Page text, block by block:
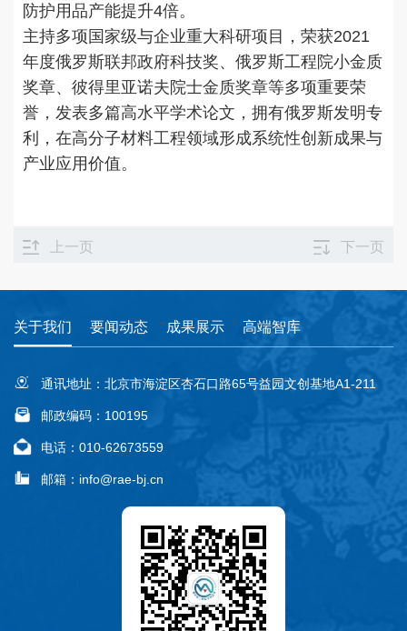
防护用品产能提升4倍。
主持多项国家级与企业重大科研项目，荣获2021
年度俄罗斯联邦政府科技奖、俄罗斯工程院小金质
奖章、彼得里亚诺夫院士金质奖章等多项重要荣
誉，发表多篇高水平学术论文，拥有俄罗斯发明专
利，在高分子材料工程领域形成系统性创新成果与
产业应用价值。
上一页 下一页
关于我们 要闻动态 成果展示 高端智库
通讯地址：北京市海淀区杏石口路65号益园文创基地A1-211
邮政编码：100195
电话：010-62673559
邮箱：info@rae-bj.cn